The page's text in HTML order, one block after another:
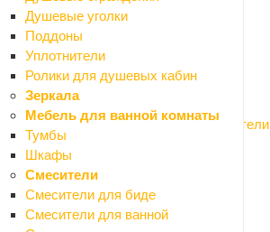
Душевые уголки
Поддоны
Уплотнители
Ролики для душевых кабин
Зеркала
Мебель для ванной комнаты
Тумбы
Шкафы
Смесители
Смесители для биде
Смесители для ванной
Гипсокартон и профиля
Назад
Гипсокартон и профиля
Гипсокартон
Профиля для гипсокартона
Сетки армирующие
Соединители для профилей и уплотнители
Заборные секции, ограждения
Назад
Заборные секции, ограждения
Заборные секции
Конусы